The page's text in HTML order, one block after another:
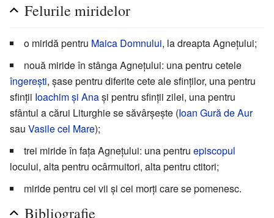
Felurile miridelor
o miridă pentru Maica Domnului, la dreapta Agnețului;
nouă miride în stânga Agnețului: una pentru cetele
îngerești, șase pentru diferite cete ale sfinților, una pentru
sfinții Ioachim și Anași pentru sfinții zilei, una pentru
sfântul a cărui Liturghie se săvârșește (Ioan Gură de Aur
sau Vasile cel Mare);
trei miride în fața Agnețului: una pentru episcopul
locului, alta pentru ocârmuitori, alta pentru ctitori;
miride pentru cei vii și cei morți care se pomenesc.
Bibliografie